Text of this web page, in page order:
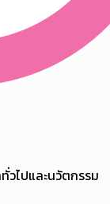
วไปและนวัตกรรม